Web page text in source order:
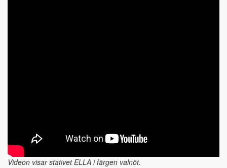
Videon visar stativet ELLA i färgen valnöt.